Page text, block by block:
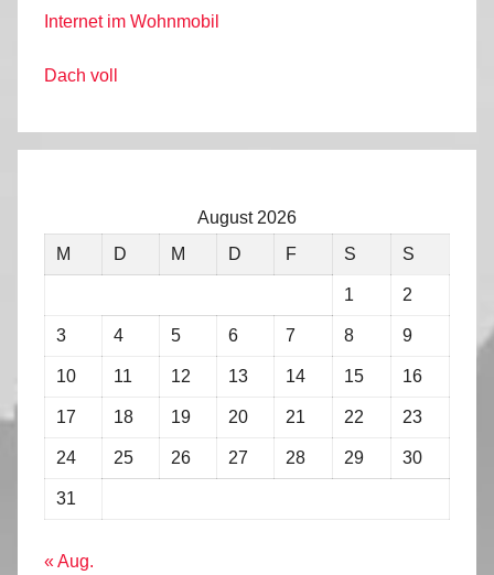
Internet im Wohnmobil
Dach voll
August 2026
M
D M D F S S
1 2
3 4 5 6 7 8 9
10 11 12 13 14 15 16
17 18 19 20 21 22 23
24 25 26 27 28 29 30
31
« Aug.